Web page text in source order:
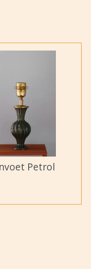
Petrol